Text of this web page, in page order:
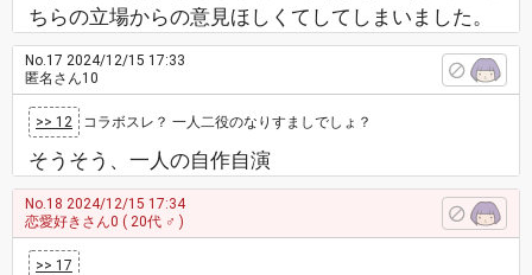
ちらの立場からの意見ほしくてしてしまいました。
No.17 2024/12/15 17:33
匿名さん10
>> 12 コラボスレ？ 一人二役のなりすましでしょ？
そうそう、一人の自作自演
No.18 2024/12/15 17:34
恋愛好きさん0 ( 20代 ♂ )
>> 17